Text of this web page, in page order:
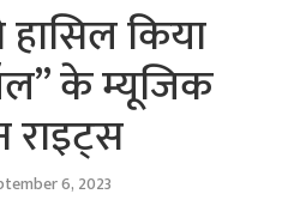
किया
के म्यूजिक
राइट्स
6, 2023